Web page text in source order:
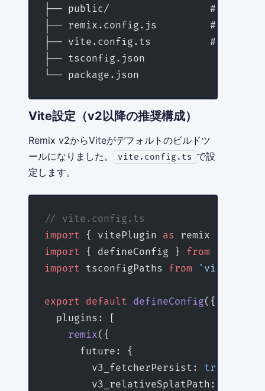
├── public/                 # 静的アセ
├── remix.config.js         # Remix設定
├── vite.config.ts          # Vite設定（
├── tsconfig.json
└── package.json
Vite設定（v2以降の推奨構成）
Remix v2からViteがデフォルトのビルドツ
ールになりました。
vite.config.ts で設
定します。
// vite.config.ts
import { vitePlugin as remix }
import { defineConfig } from
import tsconfigPaths from 'vite-
export default defineConfig({
  plugins: [
    remix
({
      future: {
        v3_fetcherPersist:
true
        v3_relativeSplatPath: